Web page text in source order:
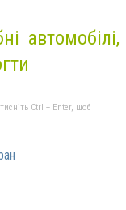
автомобілі,
Ctrl + Enter, щоб